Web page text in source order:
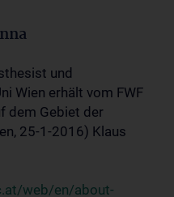
und
Wien erhält vom FWF
dem Gebiet der
25-1-2016) Klaus
web/en/about-